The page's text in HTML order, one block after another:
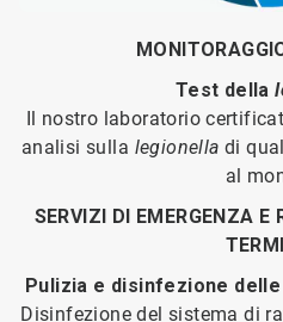
Test della
Il nostro laboratorio
analisi sulla legionella di
al
SERVIZI DI EMERGENZA E
Pulizia e disinfezione
Disinfezione del sistema di